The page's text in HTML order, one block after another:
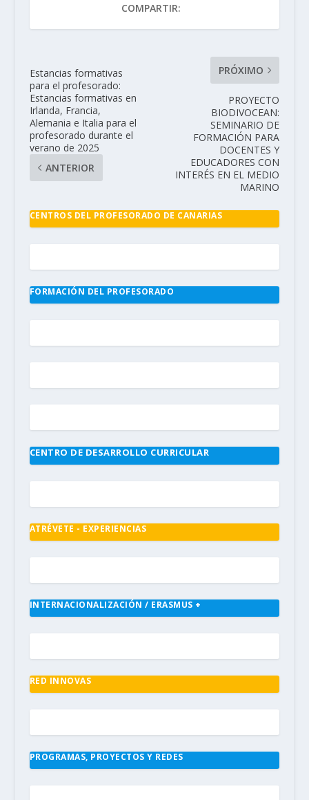
COMPARTIR:
Estancias formativas
para el profesorado:
Estancias formativas en
Irlanda, Francia,
Alemania e Italia para el
profesorado durante el
verano de 2025
ANTERIOR
PRÓXIMO
PROYECTO
BIODIVOCEAN:
SEMINARIO DE
FORMACIÓN PARA
DOCENTES Y
EDUCADORES CON
INTERÉS EN EL MEDIO
MARINO
CENTROS DEL PROFESORADO DE CANARIAS
FORMACIÓN DEL PROFESORADO
CENTRO DE DESARROLLO CURRICULAR
ATRÉVETE - EXPERIENCIAS
INTERNACIONALIZACIÓN / ERASMUS +
RED INNOVAS
PROGRAMAS, PROYECTOS Y REDES